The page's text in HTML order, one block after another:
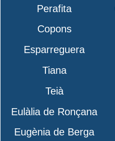
Perafita
Copons
Esparreguera
Tiana
Teià
Eulàlia de Ronçana
Eugènia de Berga